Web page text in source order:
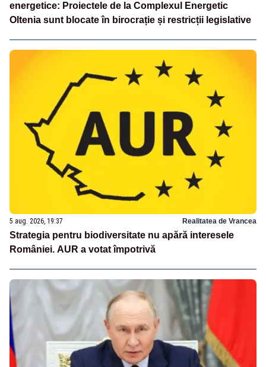
energetice: Proiectele de la Complexul Energetic
Oltenia sunt blocate în birocrație și restricții legislative
5 aug. 2026, 19:37 Realitatea de Vrancea
Strategia pentru biodiversitate nu apără interesele
României. AUR a votat împotrivă